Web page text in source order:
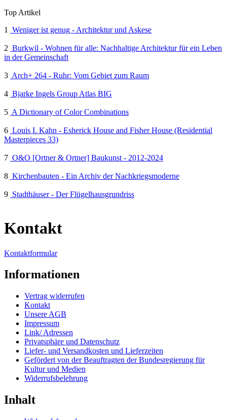
Top Artikel
1
Weniger ist genug - Architektur und Askese
2 Burkwil - Wohnen für alle: Nachhaltige Architektur für ein Leben
in der Gemeinschaft
3 Arch+ 264 - Ruhr: Vom Gebiet zum Raum
4 Bjarke Ingels Group Atlas BIG
5 A Dictionary of Color Combinations
6 Louis I. Kahn - Esherick House and Fisher House (Residential
Masterpieces 33)
7 O&O [Ortner & Ortner] Baukunst - 2012-2024
8 Kirchenbauten - Ein Archiv der Nachkriegsmoderne
9 Stadthäuser - Der Flügelhausgrundriss
Kontakt
Kontaktformular
Informationen
Vertrag widerrufen
Kontakt
Unsere AGB
Impressum
Link/ Adressen
Privatsphäre und Datenschutz
Liefer- und Versandkosten und Lieferzeiten
Gefördert von der Beauftragten der Bundesregierung für
Kultur und Medien
Widerrufsbelehrung
Inhalt